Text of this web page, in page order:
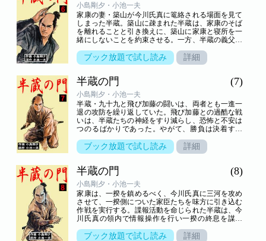
小島剛夕・小池一夫
家康の妻・築山が今川氏真に篭絡される場面を見て
しまった半蔵。築山に疎まれた半蔵は、家康のそば
を離れることと引き換えに、築山に家康と寝所を一
緒にしないことを約束させる。一方、半蔵の義父・
九十九とともに飛び加藤を追いかける…。
ブック放題で試し読み 詳細
半蔵の門 (7)
小島剛夕・小池一夫
半蔵・九十九と飛び加藤の闘いは、両者とも一進一
退の攻防を繰り返していた。飛び加藤との過酷な戦
いは、半蔵たちの神経をすり減らし、恐怖と不安は
つのるばかりであった。やがて、勝負は決着する
き込む一揆へと発展する…。
ブック放題で試し読み 詳細
半蔵の門 (8)
小島剛夕・小池一夫
家康は、一揆を鎮めるべく、今川氏真に三河を攻め
させて、一揆側についた家臣たちを味方に引き込む
作戦を実行する。諜報活動を命じられた半蔵は、今
川氏真の領内で情報操作を行い一揆の終息を謀る
ブック放題で試し読み 詳細